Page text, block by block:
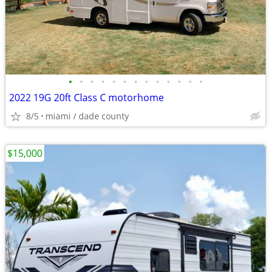
• • • • • • • • • • • • •
2022 19G 20ft Class C motorhome
8/5 miami / dade county
$15,000